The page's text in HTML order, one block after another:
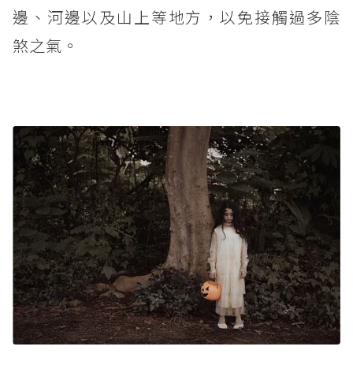
邊、河邊以及山上等地方，以免接觸過多陰
煞之氣。